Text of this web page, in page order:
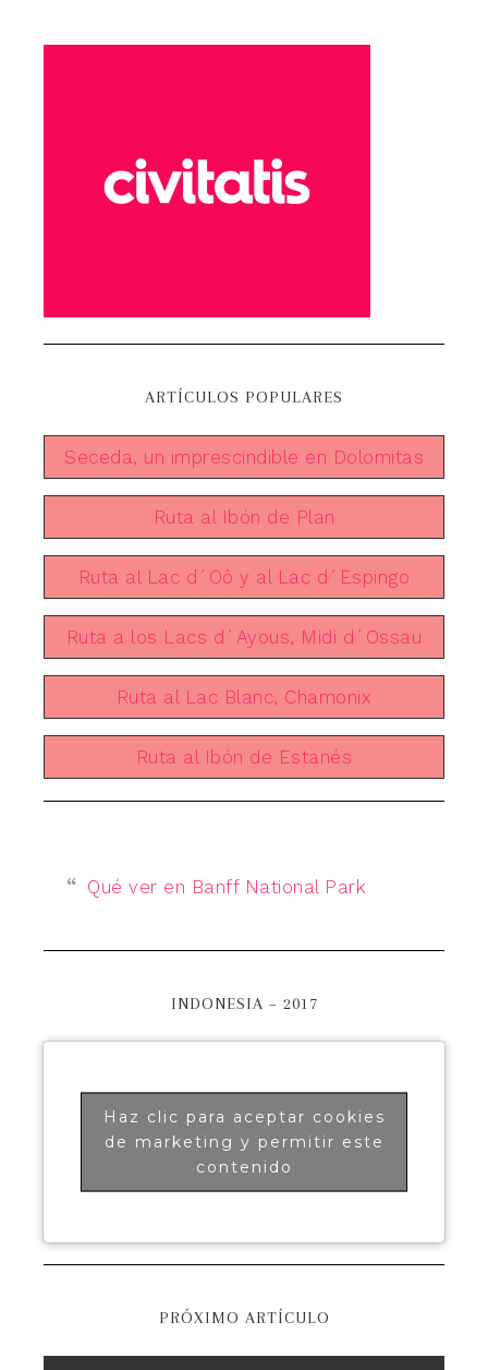
ARTÍCULOS POPULARES
Seceda, un imprescindible en Dolomitas
Ruta al Ibón de Plan
Ruta al Lac d´Oô y al Lac d´Espingo
Ruta a los Lacs d´Ayous, Midi d´Ossau
Ruta al Lac Blanc, Chamonix
Ruta al Ibón de Estanés
Qué ver en Banff National Park
INDONESIA – 2017
Haz clic para aceptar cookies
de marketing y permitir este
contenido
PRÓXIMO ARTÍCULO